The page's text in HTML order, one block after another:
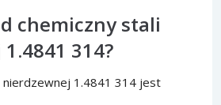
chemiczny stali
314?
nierdzewnej 1.4841 314 jest